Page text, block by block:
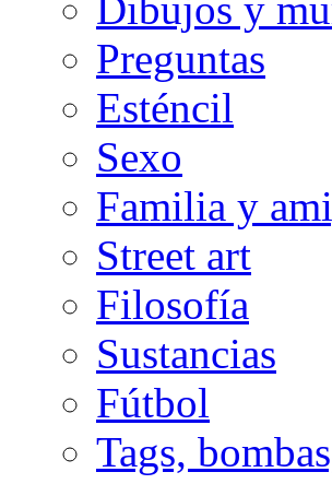
Dibujos y
Preguntas
Esténcil
Sexo
Familia y
Street art
Filosofía
Sustancias
Fútbol
Tags,